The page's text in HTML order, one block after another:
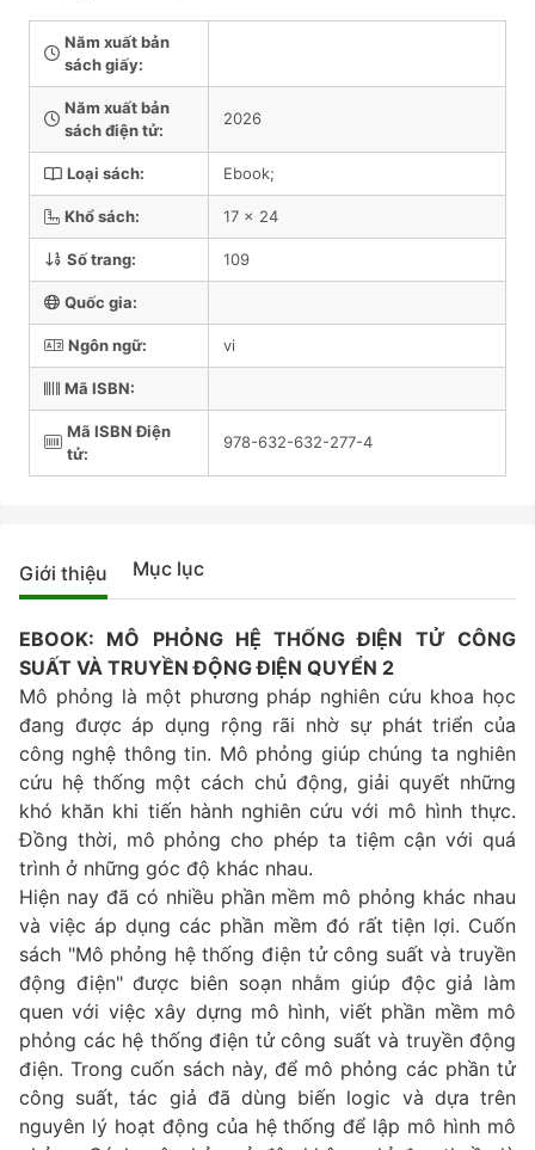
Năm xuất bản
sách giấy:
Năm xuất bản
sách điện tử:
2026
Loại sách: Ebook;
Khổ sách: 17 x 24
Số trang: 109
Quốc gia:
Ngôn ngữ: vi
Mã ISBN:
Mã ISBN Điện
tử:
978-632-632-277-4
Giới thiệu Mục lục
EBOOK: MÔ PHỎNG HỆ THỐNG ĐIỆN TỬ CÔNG
SUẤT VÀ TRUYỀN ĐỘNG ĐIỆN QUYỂN 2
Mô phỏng là một phương pháp nghiên cứu khoa học
đang được áp dụng rộng rãi nhờ sự phát triển của
công nghệ thông tin. Mô phỏng giúp chúng ta nghiên
cứu hệ thống một cách chủ động, giải quyết những
khó khăn khi tiến hành nghiên cứu với mô hình thực.
Đồng thời, mô phỏng cho phép ta tiệm cận với quá
trình ở những góc độ khác nhau.
Hiện nay đã có nhiều phần mềm mô phỏng khác nhau
và việc áp dụng các phần mềm đó rất tiện lợi. Cuốn
sách "Mô phỏng hệ thống điện tử công suất và truyền
động điện" được biên soạn nhằm giúp độc giả làm
quen với việc xây dựng mô hình, viết phần mềm mô
phỏng các hệ thống điện tử công suất và truyền động
điện. Trong cuốn sách này, để mô phỏng các phần tử
công suất, tác giả đã dùng biến logic và dựa trên
nguyên lý hoạt động của hệ thống để lập mô hình mô